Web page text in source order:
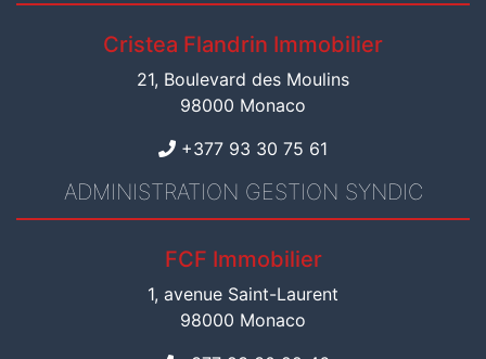
Cristea Flandrin Immobilier
21, Boulevard des Moulins
98000 Monaco
+377 93 30 75 61
ADMINISTRATION GESTION SYNDIC
FCF Immobilier
1, avenue Saint-Laurent
98000 Monaco